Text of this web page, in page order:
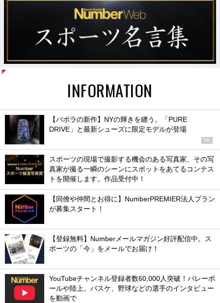
INFORMATION
【バボラの新作】NYの輝きを纏う。「PURE
DRIVE」と最新シューズに限定モデルが登場
PR
スポーツの現場で撮影する機会のある写真家、その写
真家が撮る一瞬のシーンにスポットをあてるコンテス
トを開催します。作品受付中！
【同僚や仲間とお得に】NumberPREMIER法人プラン
が募集スタート！
【登録無料】Numberメールマガジン好評配信中。ス
ポーツの「今」をメールでお届け！
YouTubeチャンネル登録者数60,000人突破！バレーボ
ールや陸上、バスケ、野球などの選手のインタビュー
を動画で